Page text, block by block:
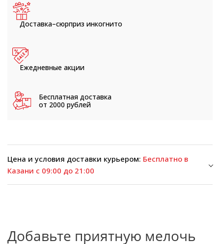
Доставка–сюрприз инкогнито
Ежедневные акции
Бесплатная доставка
от 2000 рублей
Цена и условия доставки курьером: Бесплатно в
Казани с 09:00 до 21:00
Добавьте приятную мелочь